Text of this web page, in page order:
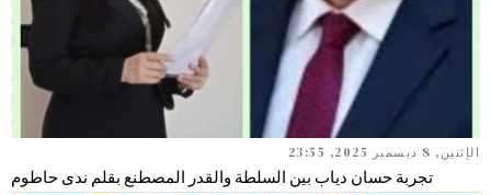
الإثنين, 8 ديسمبر 2025, 23:55
تجربة حسان دياب بين السلطة والقدر المصطنع بقلم ندى حاطوم